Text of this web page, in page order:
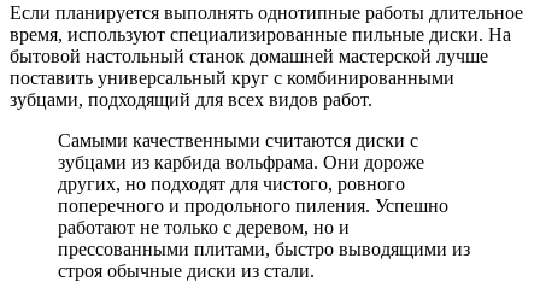
Если планируется выполнять однотипные работы длительное
время, используют специализированные пильные диски. На
бытовой настольный станок домашней мастерской лучше
поставить универсальный круг с комбинированными
зубцами, подходящий для всех видов работ.
Самыми качественными считаются диски с
зубцами из карбида вольфрама. Они дороже
других, но подходят для чистого, ровного
поперечного и продольного пиления. Успешно
работают не только с деревом, но и
прессованными плитами, быстро выводящими из
строя обычные диски из стали.